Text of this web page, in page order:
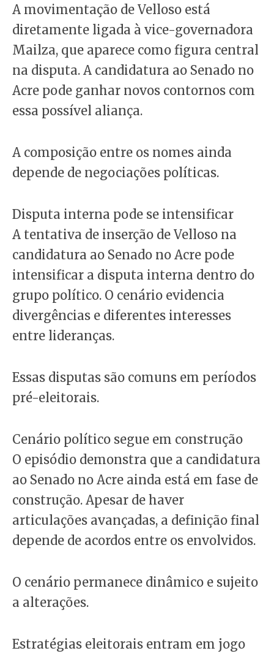
A movimentação de Velloso está
diretamente ligada à vice-governadora
Mailza, que aparece como figura central
na disputa. A candidatura ao Senado no
Acre pode ganhar novos contornos com
essa possível aliança.
A composição entre os nomes ainda
depende de negociações políticas.
Disputa interna pode se intensificar
A tentativa de inserção de Velloso na
candidatura ao Senado no Acre pode
intensificar a disputa interna dentro do
grupo político. O cenário evidencia
divergências e diferentes interesses
entre lideranças.
Essas disputas são comuns em períodos
pré-eleitorais.
Cenário político segue em construção
O episódio demonstra que a candidatura
ao Senado no Acre ainda está em fase de
construção. Apesar de haver
articulações avançadas, a definição final
depende de acordos entre os envolvidos.
O cenário permanece dinâmico e sujeito
a alterações.
Estratégias eleitorais entram em jogo